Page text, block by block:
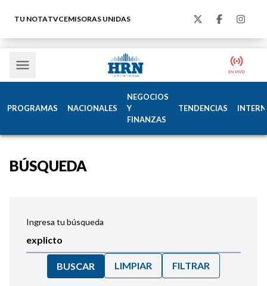
TU NOTATVCEMISORAS UNIDAS
PROGRAMAS NACIONALES
NEGOCIOS
Y
FINANZAS
TENDENCIAS
BÚSQUEDA
Ingresa tu búsqueda
BUSCAR LIMPIAR FILTRAR